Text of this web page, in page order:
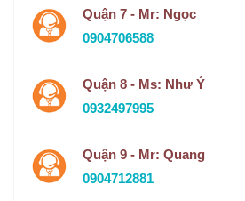
Quận 7 - Mr: Ngọc
0904706588
Quận 8 - Ms: Như Ý
0932497995
Quận 9 - Mr: Quang
0904712881